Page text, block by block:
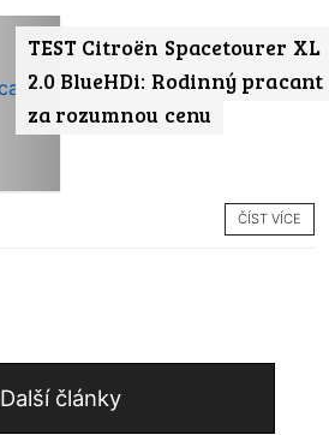
TEST Citroën Spacetourer XL
2.0 BlueHDi: Rodinný pracant
za rozumnou cenu
ČÍST VÍCE
Další články